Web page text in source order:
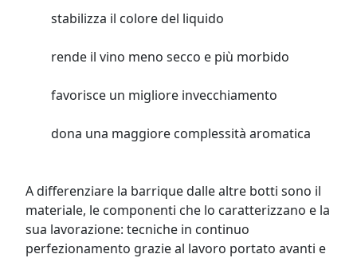
stabilizza il colore del liquido
rende il vino meno secco e più morbido
favorisce un migliore inve​cchiamento
dona una maggiore complessità aromatica
A differenzi​are la barrique dalle altre botti sono il
materiale, le componenti che lo caratterizzano e la
sua lavorazione: tecniche in continuo
perfezionamento grazie al lavoro portato avanti e